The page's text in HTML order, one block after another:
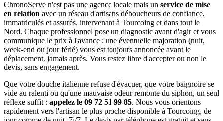
ChronoServe n'est pas une agence locale mais un service de mise
en relation avec un réseau d'artisans déboucheurs de confiance,
immatriculés et assurés, intervenant à Tourcoing et dans tout le
Nord. Chaque professionnel pose un diagnostic avant d'agir et vous
communique le prix à l'avance : une éventuelle majoration (nuit,
week-end ou jour férié) vous est toujours annoncée avant le
déplacement, jamais après. Vous restez libre d'accepter ou non le
devis, sans engagement.
Que votre douche italienne refuse d'évacuer, que votre baignoire se
vide au ralenti ou qu'une mauvaise odeur remonte du siphon, un seul
réflexe suffit : appelez le 09 72 51 99 85. Nous vous orientons
rapidement vers l'artisan le plus proche disponible à Tourcoing, de